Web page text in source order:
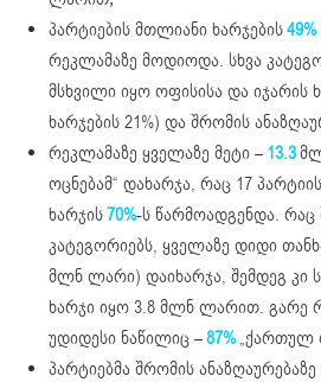
პარტიების მთლიანი ხარჯების49%
რეკლამაზე მოდიოდა. სხვა
მსხვილი იყო ოფისისა და იჯარის
ხარჯების 21%) და შრომის
რეკლამაზე ყველაზე მეტი – 13.3
ოცნებამ“ დახარჯა, რაც 17
ხარჯის70%-ს წარმოადგენდა. რაც
კატეგორიებს, ყველაზე დიდი
მლნ ლარი) დაიხარჯა, შემდეგ კი
ხარჯი იყო 3.8 მლნ ლარით. გარე
უდიდესი ნაწილიც –87%„ქართულ
პარტიებმა შრომის ანაზღაურებაზე